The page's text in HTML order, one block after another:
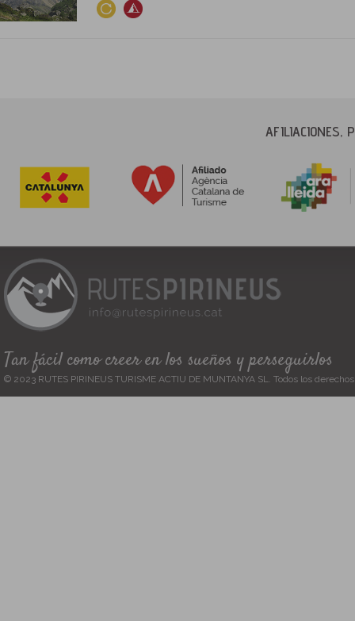
AFILIACIONES,
Tan fácil como creer en los sueños y perseguirlos
© 2023 RUTES PIRINEUS TURISME ACTIU DE MUNTANYA SL. Todos los